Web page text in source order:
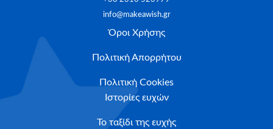
info@makeawish.gr
Όροι Χρήσης
Πολιτική Απορρήτου
Πολιτική Cookies
Ιστορίες ευχών
Το ταξίδι της ευχής